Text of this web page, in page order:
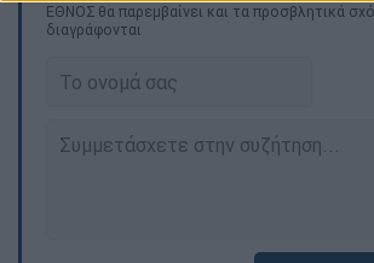
ΕΘΝΟΣ θα παρεμβαίνει και τα προσβλητικά
διαγράφονται